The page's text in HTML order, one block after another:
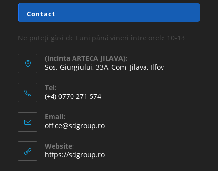
180x40x40 cm 100kg/polita, montare fara surub prin
169.40lei 89.49lei
Adaugă în coș
REDUCERI!